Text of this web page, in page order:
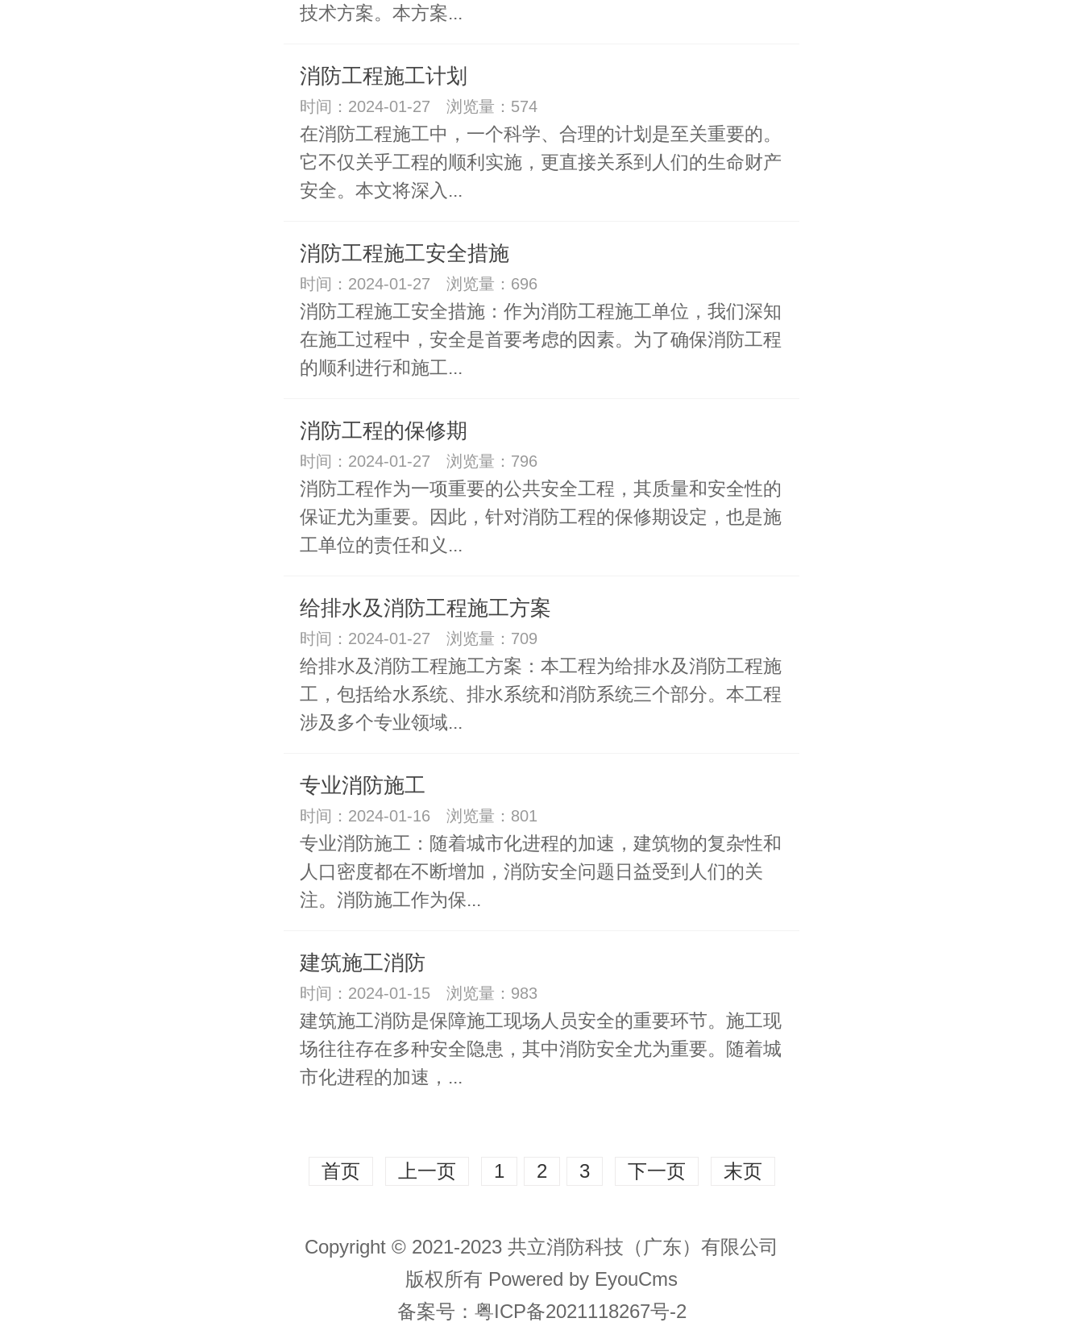
技术方案。本方案...
消防工程施工计划
时间：2024-01-27 浏览量：574
在消防工程施工中，一个科学、合理的计划是至关重要的。
它不仅关乎工程的顺利实施，更直接关系到人们的生命财产
安全。本文将深入...
消防工程施工安全措施
时间：2024-01-27 浏览量：696
消防工程施工安全措施：作为消防工程施工单位，我们深知
在施工过程中，安全是首要考虑的因素。为了确保消防工程
的顺利进行和施工...
消防工程的保修期
时间：2024-01-27 浏览量：796
消防工程作为一项重要的公共安全工程，其质量和安全性的
保证尤为重要。因此，针对消防工程的保修期设定，也是施
工单位的责任和义...
给排水及消防工程施工方案
时间：2024-01-27 浏览量：709
给排水及消防工程施工方案：本工程为给排水及消防工程施
工，包括给水系统、排水系统和消防系统三个部分。本工程
涉及多个专业领域...
专业消防施工
时间：2024-01-16 浏览量：801
专业消防施工：随着城市化进程的加速，建筑物的复杂性和
人口密度都在不断增加，消防安全问题日益受到人们的关
注。消防施工作为保...
建筑施工消防
时间：2024-01-15 浏览量：983
建筑施工消防是保障施工现场人员安全的重要环节。施工现
场往往存在多种安全隐患，其中消防安全尤为重要。随着城
市化进程的加速，...
首页 上一页 1 2 3 下一页 末页
Copyright © 2021-2023 共立消防科技（广东）有限公司
版权所有 Powered by EyouCms
备案号： 粤ICP备2021118267号-2